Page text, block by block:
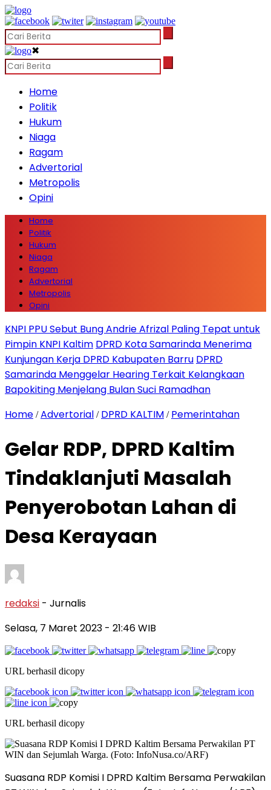
✖
Home
Politik
Hukum
Niaga
Ragam
Advertorial
Metropolis
Opini
Home
Politik
Hukum
Niaga
Ragam
Advertorial
Metropolis
Opini
KNPI PPU Sebut Bung Andrie Afrizal Paling Tepat untuk
Pimpin KNPI Kaltim DPRD Kota Samarinda Menerima
Kunjungan Kerja DPRD Kabupaten Barru DPRD
Samarinda Menggelar Hearing Terkait Kelangkaan
Bapokiting Menjelang Bulan Suci Ramadhan
Home /Advertorial / DPRD KALTIM / Pemerintahan
Gelar RDP, DPRD Kaltim
Tindaklanjuti Masalah
Penyerobotan Lahan di
Desa Kerayaan
redaksi - Jurnalis
Selasa, 7 Maret 2023 - 21:46 WIB
URL berhasil dicopy
URL berhasil dicopy
Suasana RDP Komisi I DPRD Kaltim Bersama Perwakilan